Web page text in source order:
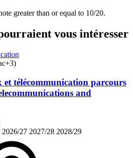
greater than or equal to 10/20.
vous intéresser
et télécommunication parcours
and
2026/27 2027/28 2028/29